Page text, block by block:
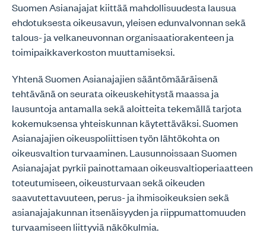
Suomen Asianajajat kiittää mahdollisuudesta lausua
ehdotuksesta oikeusavun, yleisen edunvalvonnan sekä
talous- ja velkaneuvonnan organisaatiorakenteen ja
toimipaikkaverkoston muuttamiseksi.
Yhtenä Suomen Asianajajien sääntömääräisenä
tehtävänä on seurata oikeuskehitystä maassa ja
lausuntoja antamalla sekä aloitteita tekemällä tarjota
kokemuksensa yhteiskunnan käytettäväksi. Suomen
Asianajajien oikeuspoliittisen työn lähtökohta on
oikeusvaltion turvaaminen. Lausunnoissaan Suomen
Asianajajat pyrkii painottamaan oikeusvaltioperiaatteen
toteutumiseen, oikeusturvaan sekä oikeuden
saavutettavuuteen, perus- ja ihmisoikeuksien sekä
asianajajakunnan itsenäisyyden ja riippumattomuuden
turvaamiseen liittyviä näkökulmia.